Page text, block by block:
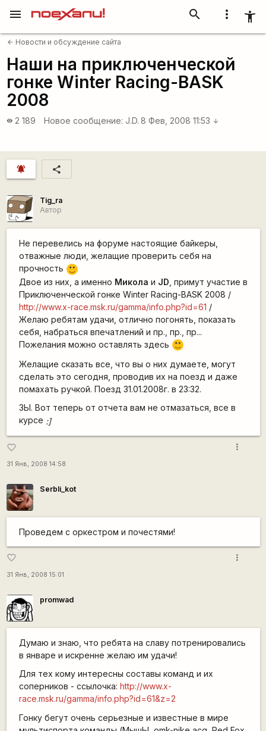
more_vert accessibility_new
search
menu
arrow_back Новости и обсуждение сайта
Наши на приключенческой
гонке Winter Racing-BASK
2008
visibility 2 189 Новое сообщение: J.D. 8 Фев, 2008 11:53 arrow_downward
notifications_active share
Tig_ra
Автор
Не перевелись на форуме настоящие байкеры,
отважные люди, желащие проверить себя на
прочность
:)
Двое из них, а именно Микола и JD , примут участие в
Приключенческой гонке Winter Racing-BASK 2008 /
http://www.x-race.msk.ru/gamma/info.php?id=61 /
Желаю ребятам удачи, отлично погонять, показать
себя, набраться впечатлений и пр., пр., пр...
Пожелания можно оставлять здесь
:)
Желащие сказать все, что вы о них думаете, могут
сделать это сегодня, проводив их на поезд и даже
помахать ручкой. Поезд 31.01.2008г. в 23:32.
ЗЫ. Вот теперь от отчета вам не отмазаться, все в
курсе :]
favorite_border
31 Янв, 2008 14:58
more_vert
SerbIi_kot
Проведем с оркестром и почестями!
favorite_border
31 Янв, 2008 15:01
more_vert
promwad
Думаю и знаю, что ребята на славу потренировались
в январе и искренне желаю им удачи!
Для тех кому интересны составы команд и их
соперников - ссылочка: http://www.x-
race.msk.ru/gamma/info.php?id=61&z=2
Гонку бегут очень серьезные и известные в мире